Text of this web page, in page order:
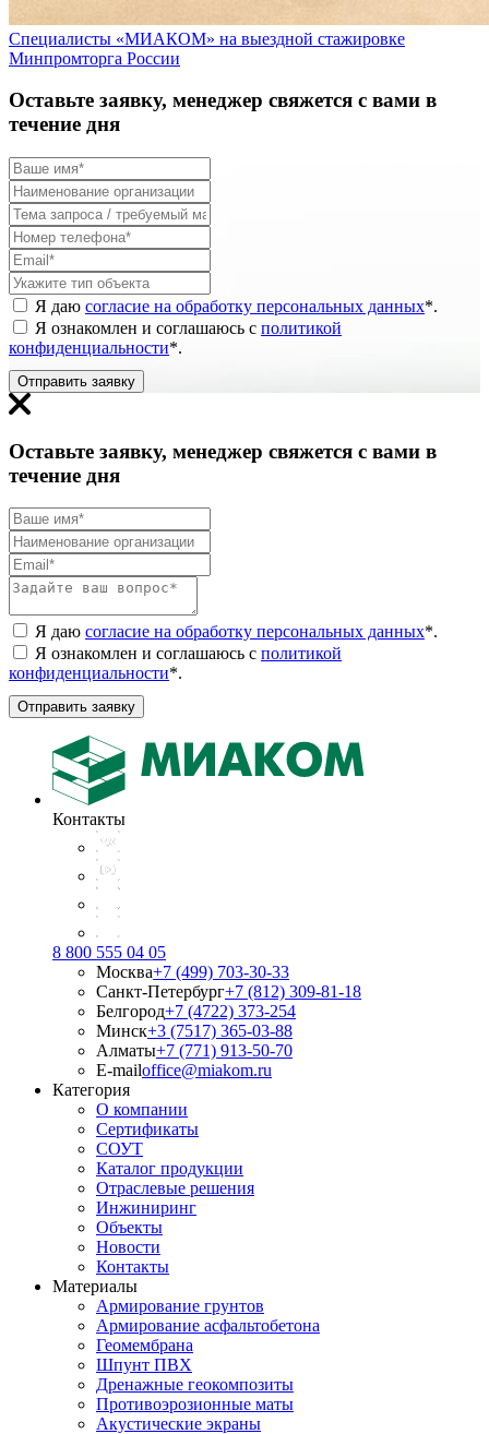
Специалисты «МИАКОМ» на выездной стажировке
Минпромторга России
Оставьте заявку, менеджер свяжется с вами в
течение дня
Я даю согласие на обработку персональных данных*.
Я ознакомлен и соглашаюсь с политикой
конфиденциальности*.
Отправить заявку
Оставьте заявку, менеджер свяжется с вами в
течение дня
Я даю согласие на обработку персональных данных*.
Я ознакомлен и соглашаюсь с политикой
конфиденциальности*.
Отправить заявку
Контакты
8 800 555 04 05
Москва+7 (499) 703-30-33
Санкт-Петербург+7 (812) 309-81-18
Белгород+7 (4722) 373-254
Минск+3 (7517) 365-03-88
Алматы+7 (771) 913-50-70
E-mailoffice@miakom.ru
Категория
О компании
Сертификаты
СОУТ
Каталог продукции
Отраслевые решения
Инжиниринг
Объекты
Новости
Контакты
Материалы
Армирование грунтов
Армирование асфальтобетона
Геомембрана
Шпунт ПВХ
Дренажные геокомпозиты
Противоэрозионные маты
Акустические экраны